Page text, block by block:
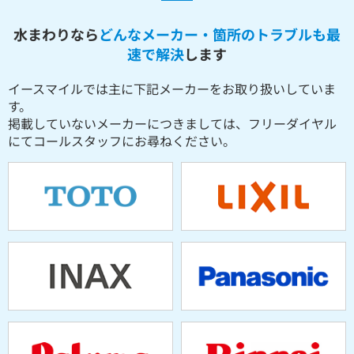
水まわりならどんなメーカー・箇所のトラブルも最
速で解決します
イースマイルでは主に下記メーカーをお取り扱いしていま
す。
掲載していないメーカーにつきましては、フリーダイヤル
にてコールスタッフにお尋ねください。